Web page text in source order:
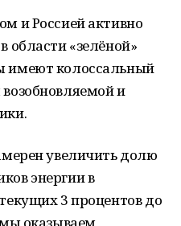
и Россией активно
области «зелёной»
имеют колоссальный
и
увеличить долю
энергии в
3 процентов до